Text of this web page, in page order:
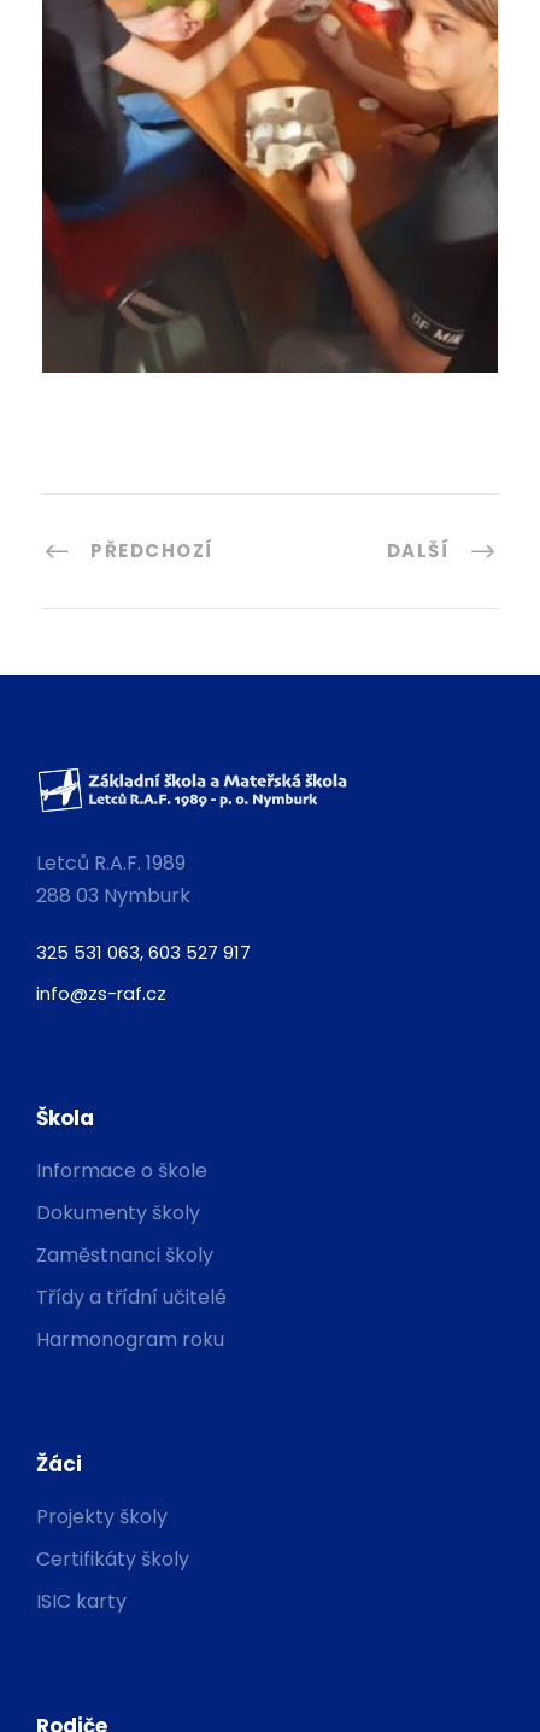
PŘEDCHOZÍ DALŠÍ
Letců R.A.F. 1989
288 03 Nymburk
325 531 063, 603 527 917
info@zs-raf.cz
Škola
Informace o škole
Dokumenty školy
Zaměstnanci školy
Třídy a třídní učitelé
Harmonogram roku
Žáci
Projekty školy
Certifikáty školy
ISIC karty
Rodiče